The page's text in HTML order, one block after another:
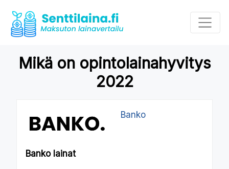
Mikä on opintolainahyvitys
2022
Banko
Banko lainat